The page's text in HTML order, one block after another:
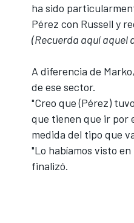
MÁS CATEGORÍAS
ha sido
Pérez con Russell y
(Recuerda aquí aquel
A diferencia de
de ese sector.
"Creo que (Pérez)
que tienen que ir por
medida del tipo que
"Lo habíamos visto
finalizó.